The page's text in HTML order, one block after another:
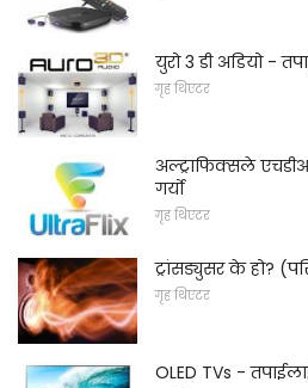
युरो 3 डी अडियो -
गृह थिएटर
अल्ट्राफिक्सले
गर्यो
गृह थिएटर
ट्रांसड्युसर के हो?
गृह थिएटर
OLED TVs -